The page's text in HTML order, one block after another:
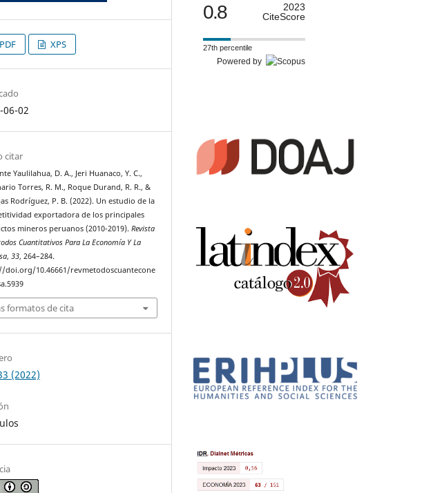
PDF XPS
06-02
citar
Yaulilahua, D. A., Jeri Huanaco, Y. C.,
Torres, R. M., Roque Durand, R. R., &
Rodríguez, P. B. (2022). Un estudio de la
exportadora de los principales
mineros peruanos (2010-2019).Revista
Cuantitativos Para La Economía Y La
,33, 264–284.
doi.org/10.46661/revmetodoscuantecone
formatos de cita
(2022)
0.8
2023
CiteScore
27th percentile
Powered by